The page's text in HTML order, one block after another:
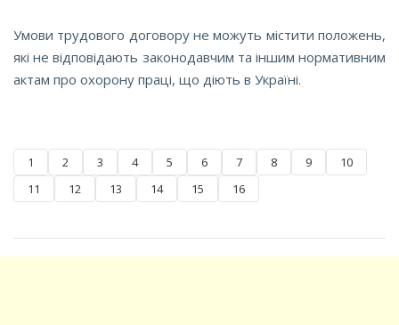
Умови трудового договору не можуть містити положень,
які не відповідають законодавчим та іншим нормативним
актам про охорону праці, що діють в Україні.
1 2 3 4 5 6 7 8 9
10
11
12 13 14 15 16